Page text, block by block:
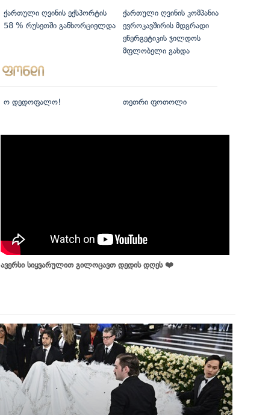
ქართული ღვინის ექსპორტის
58 % რუსეთში განხორციელდა
ქართული ღვინის კომპანია
ევროკავშირის მდგრადი
ენერგეტიკის ჯილდოს
მფლობელი გახდა
ო დედოფალო! თეთრი ფოთოლი
ავერსი სიყვარულით გილოცავთ დედის დღეს ❤️